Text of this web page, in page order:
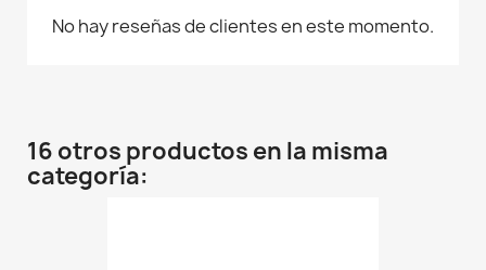
No hay reseñas de clientes en este momento.
16 otros productos en la misma
categoría: